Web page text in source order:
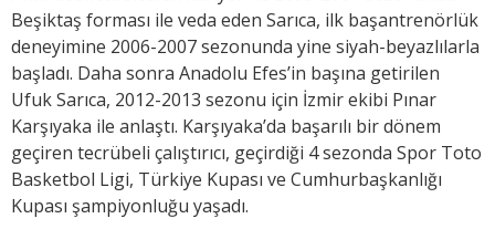
Beşiktaş forması ile veda eden Sarıca, ilk başantrenörlük
deneyimine 2006-2007 sezonunda yine siyah-beyazlılarla
başladı. Daha sonra Anadolu Efes’in başına getirilen
Ufuk Sarıca, 2012-2013 sezonu için İzmir ekibi Pınar
Karşıyaka ile anlaştı. Karşıyaka’da başarılı bir dönem
geçiren tecrübeli çalıştırıcı, geçirdiği 4 sezonda Spor Toto
Basketbol Ligi, Türkiye Kupası ve Cumhurbaşkanlığı
Kupası şampiyonluğu yaşadı.